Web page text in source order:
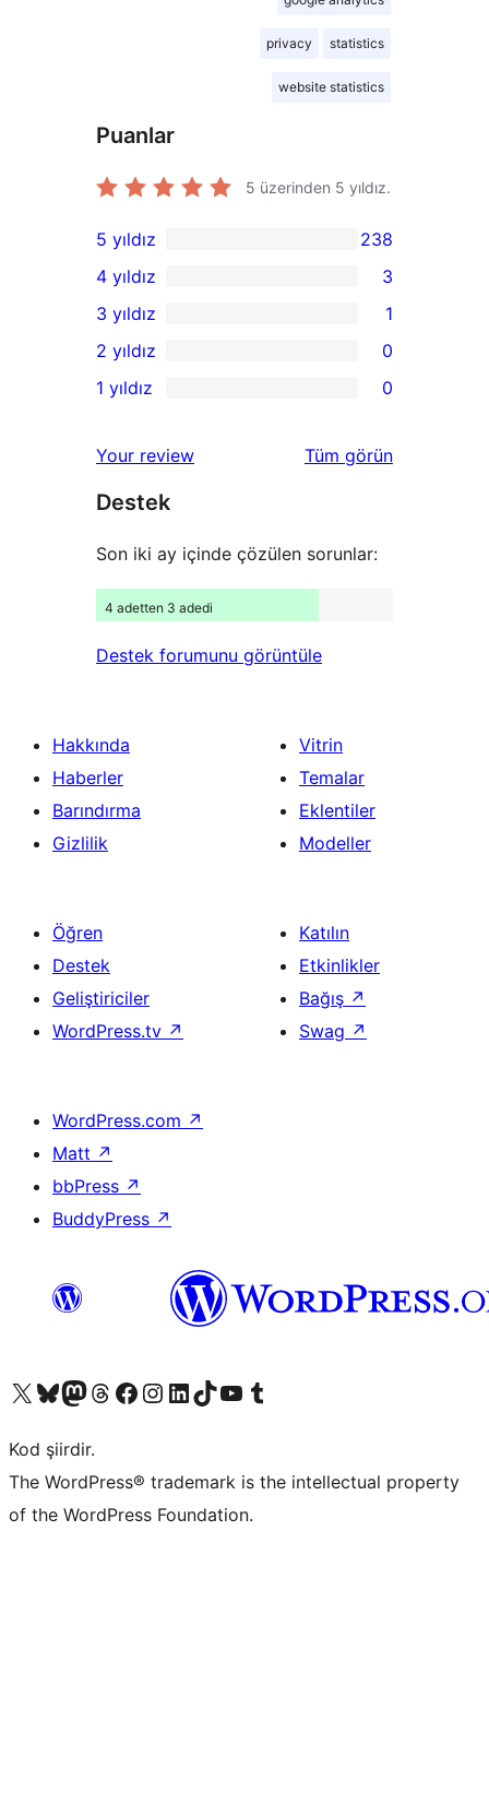
privacy statistics
website statistics
Puanlar
5 üzerinden 5 yıldız.
238
5
yıldızlı
inceleme
5 yıldız 238
4
yıldızlı
inceleme
4 yıldız 3
1
3
yıldızlı
3 yıldız 1
2
inceleme
2 yıldız 0
yıldızlı
inceleme
1 yıldız 0
Your review Tüm değerlendirmeleri
görün
Destek
Son iki ay içinde çözülen sorunlar:
4 adetten 3 adedi
Destek forumunu görüntüle
Hakkında
Haberler
Barındırma
Gizlilik
Vitrin
Temalar
Eklentiler
Modeller
Öğren
Destek
Geliştiriciler
WordPress.tv ↗
Katılın
Etkinlikler
Bağış ↗
Swag ↗
WordPress.com ↗
Matt ↗
bbPress ↗
BuddyPress ↗
X (eski Twitter) hesabımıza bakın
Bluesky hesabımızı ziyaret edinMastodon hesabımızı ziyaret edinThreads hesabımızı ziyaret edinFacebook sayfamızı ziyaret edinInstagram hesabımızı ziyaret edinLinkedIn hesabımızı ziyaret edinTikTok hesabımızı ziyaret edinYouTube kanalımızı ziyaret edinTumblr hesabımızı ziyaret edin
Kod şiirdir.
The WordPress® trademark is the intellectual property
of the WordPress Foundation.